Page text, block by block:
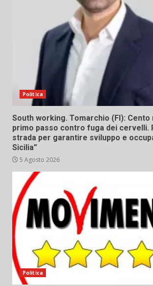
Politica
South working. Tomarchio (FI):
primo passo contro fuga dei cervelli.
strada per garantire sviluppo e
Sicilia”
5 Agosto 2026
Politica